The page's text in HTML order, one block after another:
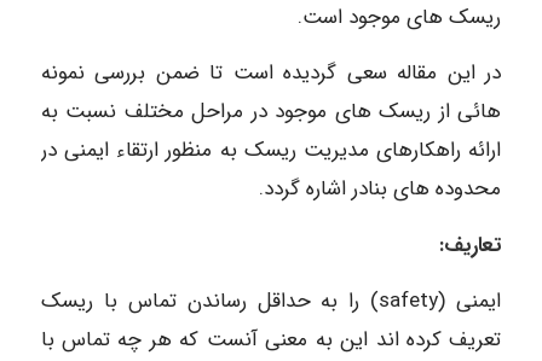
ریسک های موجود است.
در این مقاله سعی گردیده است تا ضمن بررسی نمونه
هائی از ریسک های موجود در مراحل مختلف نسبت به
ارائه راهکارهای مدیریت ریسک به منظور ارتقاء ایمنی در
محدوده های بنادر اشاره گردد.
تعاریف:
ایمنی (safety) را به حداقل رساندن تماس با ریسک
تعریف کرده اند این به معنی آنست که هر چه تماس با